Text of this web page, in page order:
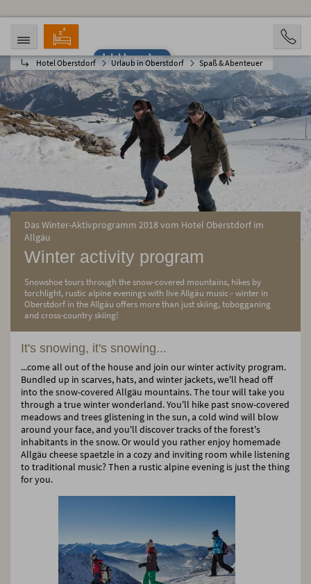
Jetzt bewerben
Hotel Oberstdorf Urlaub in Oberstdorf Spaß & Abenteuer
ANREISE
07.08.2026
ABREISE
12.08.2026
PERSONEN
2 Personen
BUCHEN
Das Winter-Aktivprogramm 2018 vom Hotel Oberstdorf im
Allgäu
Winter activity program
Snowshoe tours through the snow-covered mountains, hikes by
torchlight, rustic alpine evenings with live Allgäu music - winter in
Oberstdorf in the Allgäu offers more than just skiing, tobogganing
and cross-country skiing!
It's snowing, it's snowing...
...come all out of the house and join our winter activity program.
Bundled up in scarves, hats, and winter jackets, we'll head off
into the snow-covered Allgäu mountains. The tour will take you
through a true winter wonderland. You'll hike past snow-covered
meadows and trees glistening in the sun, a cold wind will blow
around your face, and you'll discover tracks of the forest's
inhabitants in the snow. Or would you rather enjoy homemade
Allgäu cheese spaetzle in a cozy and inviting room while listening
to traditional music? Then a rustic alpine evening is just the thing
for you.